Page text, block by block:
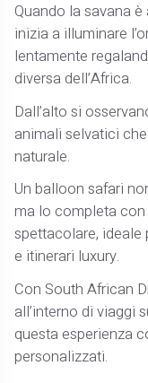
Quando la savana
inizia a illuminare
lentamente
diversa dell’Africa.
Dall’alto si
animali selvatici
naturale.
Un balloon safari
ma lo completa
spettacolare, ideale
e itinerari luxury.
Con South African
all’interno di viaggi
questa esperienza
personalizzati.